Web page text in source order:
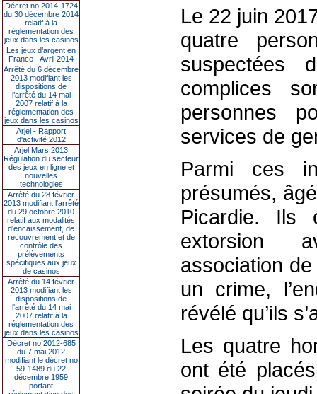
Décret no 2014-1724
du 30 décembre 2014
relatif à la
réglementation des
jeux dans les casinos
Les jeux d’argent en
France - Avril 2014
Arrêté du 6 décembre
2013 modifiant les
dispositions de
l’arrêté du 14 mai
2007 relatif à la
réglementation des
jeux dans les casinos
Arjel - Rapport
d'activité 2012
Arjel Mars 2013
Régulation du secteur
des jeux en ligne et
nouvelles
technologies
Arrêté du 28 février
2013 modifiant l'arrêté
du 29 octobre 2010
relatif aux modalités
d'encaissement, de
recouvrement et de
contrôle des
prélèvements
spécifiques aux jeux
de casinos
Arrêté du 14 février
2013 modifiant les
dispositions de
l'arrêté du 14 mai
2007 relatif à la
réglementation des
jeux dans les casinos
Décret no 2012-685
du 7 mai 2012
modifiant le décret no
59-1489 du 22
décembre 1959
portant
Le 22 juin
quatre
complices
personnes
services de
Parmi ces
présumés,
Picardie. Ils
extorsion
association
un crime,
révélé qu’ils
Les quatre
ont été